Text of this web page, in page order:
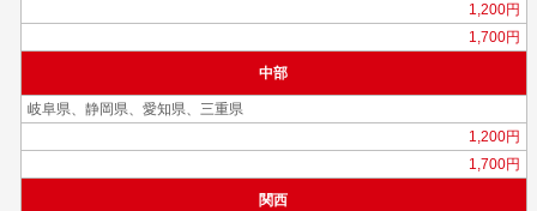
1,200円
1,700円
中部
岐阜県、静岡県、愛知県、三重県
1,200円
1,700円
関西